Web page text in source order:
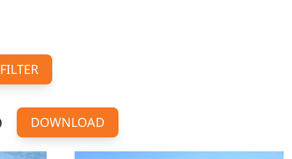
FILTER
DOWNLOAD